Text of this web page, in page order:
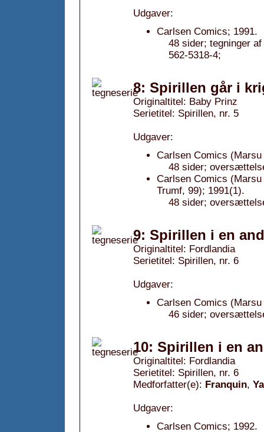
Udgaver:
Carlsen Comics; 1991.
48 sider; tegninger
562-5318-4;
8: Spirillen går i
Originaltitel: Baby Prinz
Serietitel: Spirillen, nr. 5
Udgaver:
Carlsen Comics
48 sider;
Carlsen Comics
Trumf, 99); 1991(1).
48 sider;
9: Spirillen i en
Originaltitel: Fordlandia
Serietitel: Spirillen, nr. 6
Udgaver:
Carlsen Comics
46 sider;
10: Spirillen i en
Originaltitel: Fordlandia
Serietitel: Spirillen, nr. 6
Medforfatter(e): Franquin,
Udgaver:
Carlsen Comics; 1992.